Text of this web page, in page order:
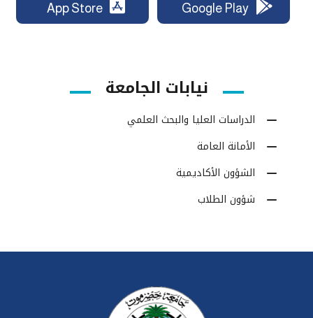
Google Play
App Store
نيابات الجامعة
الدراسات العليا والبحث العلمي
الأمانة العامة
الشؤون الأكاديمية
شؤون الطلاب